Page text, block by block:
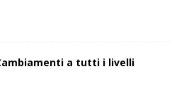
a tutti i livelli